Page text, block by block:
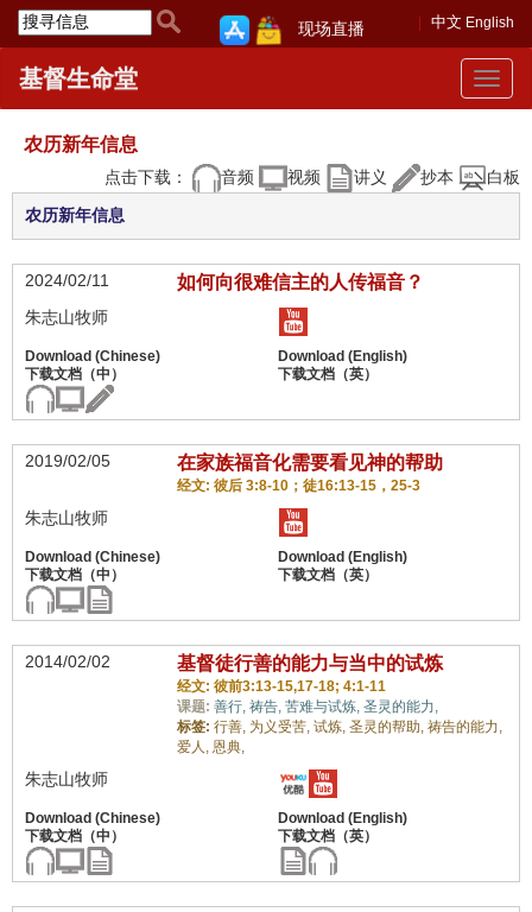
中文 English
现场直播
Toggle
基督生命堂
农历新年信息
点击下载： 音频 视频 讲义 抄本 白板
农历新年信息
2024/02/11 如何向很难信主的人传福音？
朱志山牧师
2019/02/05 在家族福音化需要看见神的帮助
经文: 彼后 3:8-10；徒16:13-15，25-3
朱志山牧师
2014/02/02 基督徒行善的能力与当中的试炼
经文: 彼前3:13-15,17-18; 4:1-11
课题: 善行, 祷告, 苦难与试炼, 圣灵的能力,
标签: 行善, 为义受苦, 试炼, 圣灵的帮助, 祷告的能力,
爱人, 恩典,
朱志山牧师